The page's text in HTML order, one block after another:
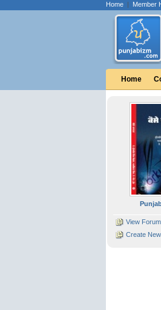
Home| Member
Home
View Forum
Create